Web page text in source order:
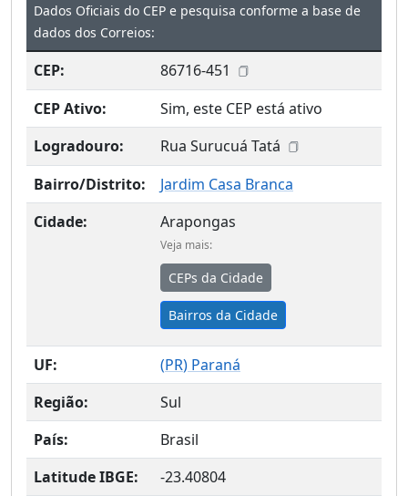
Dados Oficiais do CEP e pesquisa conforme a base de
dados dos Correios:
CEP:
86716-451
CEP Ativo:
Sim, este CEP está ativo
Logradouro:
Rua Surucuá Tatá
Bairro/Distrito:
Jardim Casa Branca
Cidade:
Arapongas
Veja mais:
CEPs da Cidade
Bairros da Cidade
UF: (PR) Paraná
Região:
Sul
País:
Brasil
Latitude IBGE:
-23.40804